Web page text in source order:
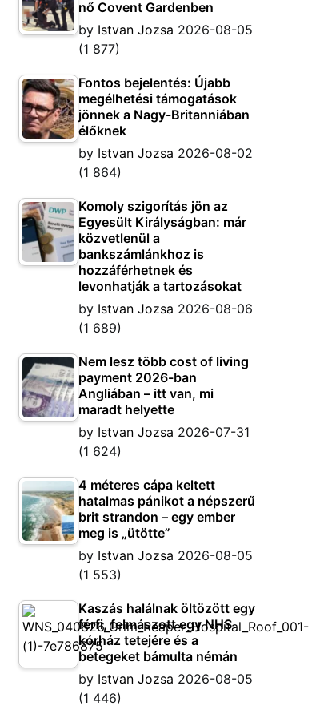
nő Covent Gardenben
by Istvan Jozsa 2026-08-05
(1 877)
Fontos bejelentés: Újabb
megélhetési támogatások
jönnek a Nagy-Britanniában
élőknek
by Istvan Jozsa 2026-08-02
(1 864)
Komoly szigorítás jön az
Egyesült Királyságban: már
közvetlenül a
bankszámlánkhoz is
hozzáférhetnek és
levonhatják a tartozásokat
by Istvan Jozsa 2026-08-06
(1 689)
Nem lesz több cost of living
payment 2026-ban
Angliában – itt van, mi
maradt helyette
by Istvan Jozsa 2026-07-31
(1 624)
4 méteres cápa keltett
hatalmas pánikot a népszerű
brit strandon – egy ember
meg is „ütötte”
by Istvan Jozsa 2026-08-05
(1 553)
Kaszás halálnak öltözött egy
férfi, felmászott egy NHS
kórház tetejére és a
betegeket bámulta némán
by Istvan Jozsa 2026-08-05
(1 446)